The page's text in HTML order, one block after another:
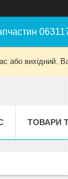
або
ТОВАРИ